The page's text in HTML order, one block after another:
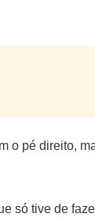
o pé direito,
só tive de